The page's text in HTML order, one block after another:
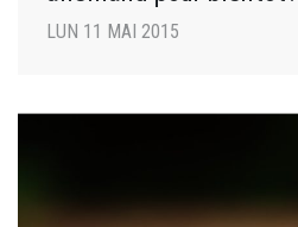
LUN 11 MAI 2015